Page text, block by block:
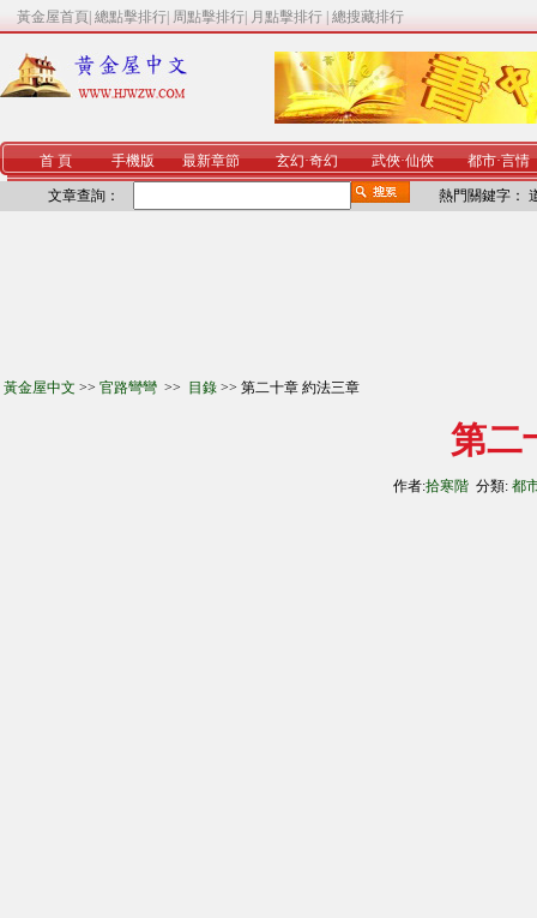
黃金屋首頁 總點擊排行 周點擊排行 月點擊排行 總搜藏排行
首 頁 手機版 最新章節 玄幻·奇幻 武俠·仙俠 都市·言情
文章查詢： 熱門關鍵字：
黃金屋中文 >> 官路彎彎 >> 目錄 >> 第二十章 約法三章
第二
作者:拾寒階 分類: 都